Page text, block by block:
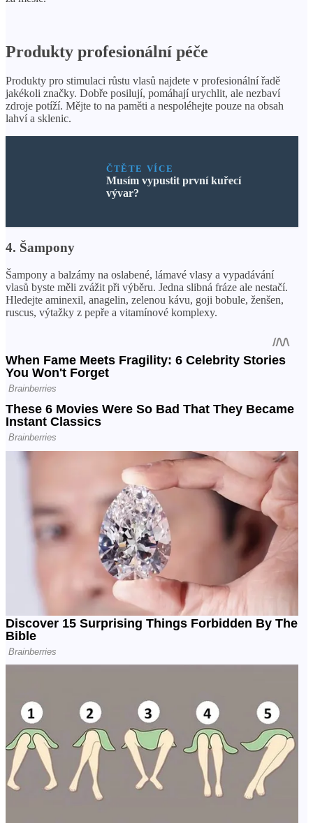
Produkty profesionální péče
Produkty pro stimulaci růstu vlasů najdete v profesionální řadě
jakékoli značky. Dobře posilují, pomáhají urychlit, ale nezbaví
zdroje potíží. Mějte to na paměti a nespoléhejte pouze na obsah
lahví a sklenic.
ČTĚTE VÍCE
Musím vypustit první kuřecí
vývar?
4. Šampony
Šampony a balzámy na oslabené, lámavé vlasy a vypadávání
vlasů byste měli zvážit při výběru. Jedna slibná fráze ale nestačí.
Hledejte aminexil, anagelin, zelenou kávu, goji bobule, ženšen,
ruscus, výtažky z pepře a vitamínové komplexy.